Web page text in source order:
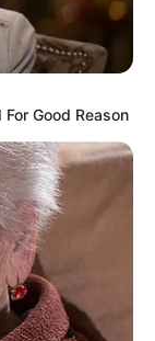
Good Reason